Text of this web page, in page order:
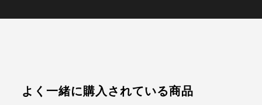
よく一緒に購入されている商品